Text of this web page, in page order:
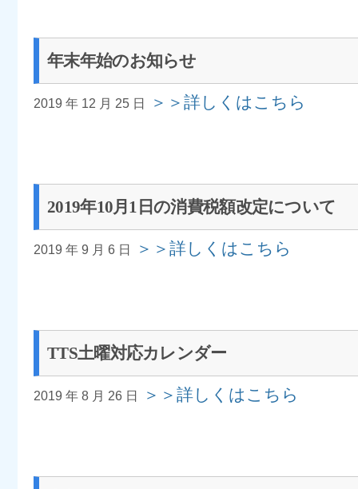
年末年始のお知らせ
2019 年 12 月 25 日 ＞＞詳しくはこちら
2019年10月1日の消費税額改定について
2019 年 9 月 6 日 ＞＞詳しくはこちら
TTS土曜対応カレンダー
2019 年 8 月 26 日 ＞＞詳しくはこちら